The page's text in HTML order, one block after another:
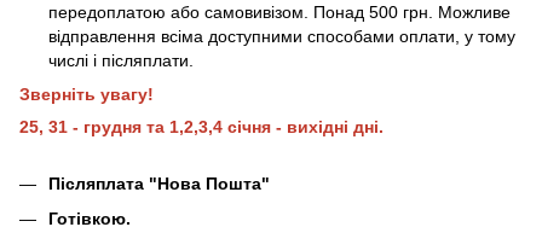
передоплатою або самовивізом. Понад 500 грн. Можливе
відправлення всіма доступними способами оплати, у тому
числі і післяплати.
Зверніть увагу!
25, 31 - грудня та 1,2,3,4 січня - вихідні дні.
Післяплата "Нова Пошта"
Готівкою.